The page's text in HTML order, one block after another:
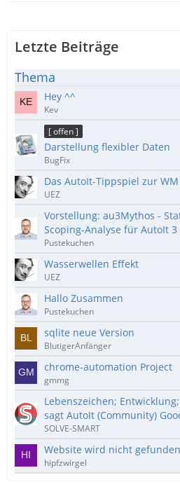
Letzte Beiträge
Thema
Hey ^^
Kev
[ offen ]
Darstellung flexibler Daten
BugFix
Das AutoIt-Tippspiel zur WM
UEZ
Vorstellung: au3Mythos -
Scoping-Analyse für AutoIt 3
Pustekuchen
Wasserwellen Effekt
UEZ
Hallo Zusammen
Pustekuchen
sqlite neue Version
BlutigerAnfänger
chrome-automation Project
gmmg
Lebenszeichen; Entwicklung;
sagt AutoIt (Community)
SOLVE-SMART
Website wird nicht gefunden
hipfzwirgel